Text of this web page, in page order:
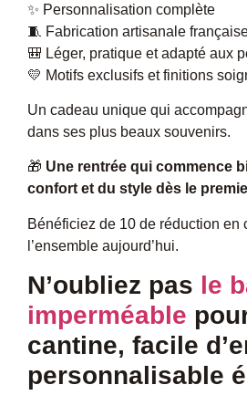
✨ Personnalisation complète
🧵 Fabrication artisanale
🎒 Léger, pratique et adapté aux
💛 Motifs exclusifs et finitions
Un cadeau unique qui
dans ses plus beaux souvenirs.
🎁 Une rentrée qui commence
confort et du style dès le
Bénéficiez de 10 de réduction en
l’ensemble aujourd’hui.
N’oubliez pas le
imperméable
cantine, facile
personnalisable